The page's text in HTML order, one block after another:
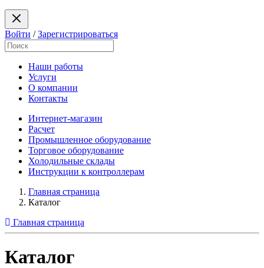
Войти /Зарегистрироваться
Наши работы
Услуги
О компании
Контакты
Интернет-магазин
Расчет
Промышленное оборудование
Торговое оборудование
Холодильные склады
Инструкции к контроллерам
Главная страница
Каталог
Главная страница
Каталог